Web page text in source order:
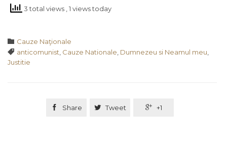
3 total views , 1 views today
 Category
Cauze Naţionale
 Tags
anticomunist Cauze Nationale Dumnezeu si Neamul meu
Justitie
 Share  Tweet  +1